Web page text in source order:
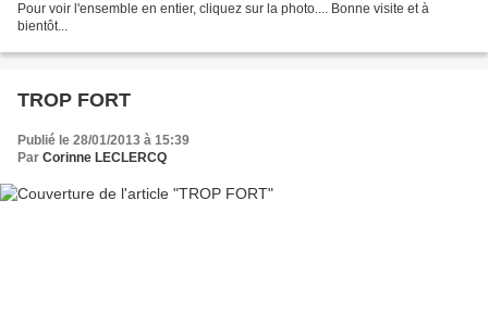
Pour voir l'ensemble en entier, cliquez sur la photo.... Bonne visite et à
bientôt...
TROP FORT
Publié le 28/01/2013 à 15:39
Par Corinne LECLERCQ